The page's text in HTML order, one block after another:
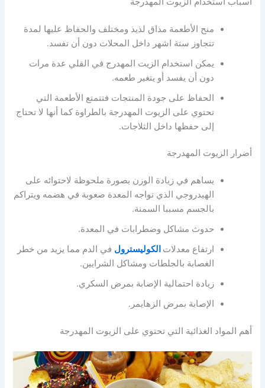
منح الأطعمة مذاق لذيذ ومختلف والحفاظ عليها لمدة
تتجاوز ستة اشهر داخل المحلات دون أن تفسد.
يمكن استخدام الزيت المهدرج في القلي عدة مرات
دون أن يفسد أو يتغير طعمه.
الحفاظ على جودة المنتجات فتتمتع الأطعمة التي
تحتوي على الزيوت المهدرجة بالطراوة كما أنها لا تحتاج
إلى حفظها داخل الثلاجات.
أضرار الزيوت المهدرجة
يساهم في زيادة الوزن بصورة ملحوظة لاحتوائه على
الهيدروجي الذي تواجه المعدة صعوبة في هضمه ويتراكم
بالجسم مسببا السمنة.
حدوث مشاكل وضطرابات في المعدة.
ارتفاع معدلات الكوليسترول في الدم مما يزيد من خطر
الغصابة بالجلطات ومشاكل الشرايين.
زيادة احتمالية الإصابة بمرض السكري.
الإصابة بمرض الزهايمر.
أهم المواد الغذائية التي تحتوي على الزيوت المهدرجة